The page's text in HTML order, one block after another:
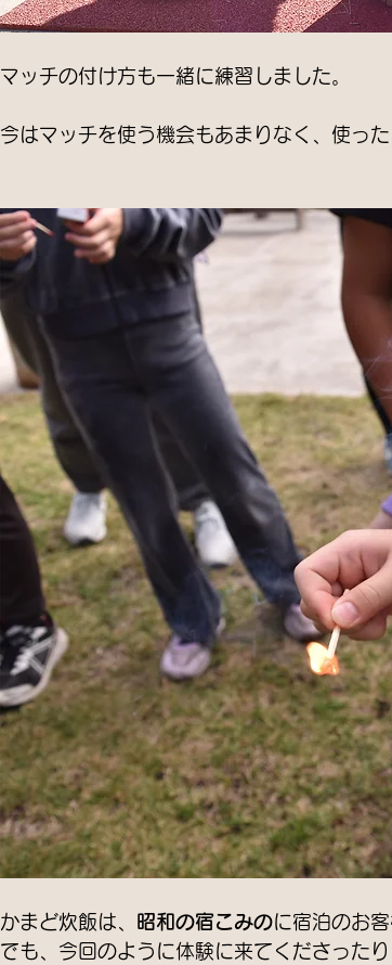
マッチの付け方も一緒に練習しました。
今はマッチを使う機会もあまりなく、使っ
かまど炊飯は、 昭和の宿こみのに宿泊のお
でも、今回のように体験に来てくださった